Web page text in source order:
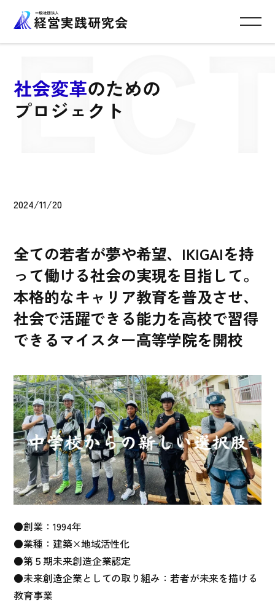
社会変革のための
プロジェクト
2024/11/20
全ての若者が夢や希望、IKIGAIを持
って働ける社会の実現を目指して。
本格的なキャリア教育を普及させ、
社会で活躍できる能力を高校で習得
できるマイスター高等学院を開校
●創業：1994年
●業種：建築×地域活性化
●第５期未来創造企業認定
●未来創造企業としての取り組み：若者が未来を描ける
教育事業